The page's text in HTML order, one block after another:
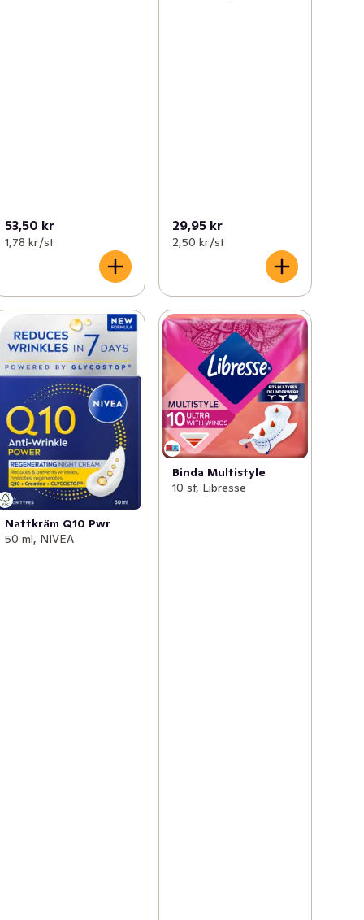
53,50 kr
1,78 kr /st
29,95 kr
2,50 kr /st
Nattkräm Q10 Pwr
50 ml, NIVEA
Binda Multistyle
10 st, Libresse